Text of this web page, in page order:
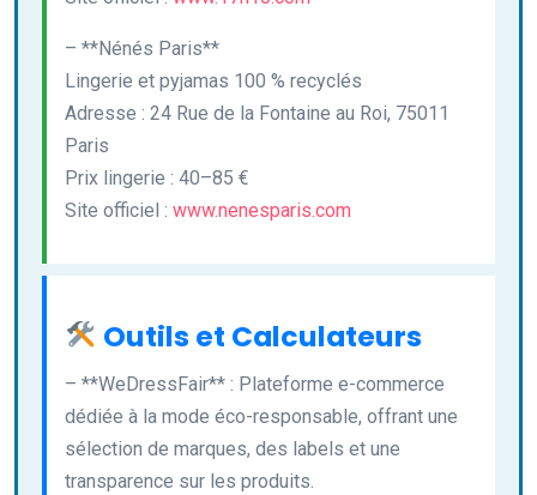
– **Nénés Paris**
Lingerie et pyjamas 100 % recyclés
Adresse : 24 Rue de la Fontaine au Roi, 75011
Paris
Prix lingerie : 40–85 €
Site officiel : www.nenesparis.com
Outils et Calculateurs
– **WeDressFair** : Plateforme e-commerce
dédiée à la mode éco-responsable, offrant une
sélection de marques, des labels et une
transparence sur les produits.